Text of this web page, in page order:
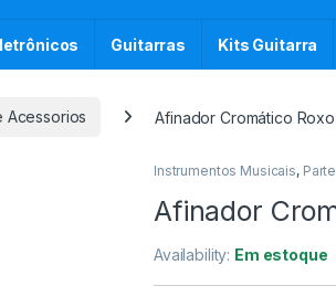
Guitarras Kits Guitarra
Acessorios Afinador Cromático Roxo
Instrumentos Musicais,
Afinador
Availability: Em estoque